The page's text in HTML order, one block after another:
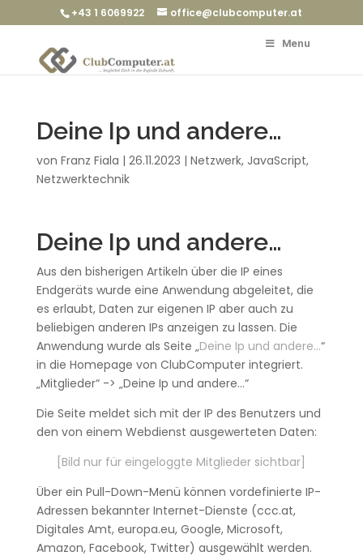
+43 1 6069922 office@clubcomputer.at
Menu
Deine Ip und andere…
von Franz Fiala | 26.11.2023 | Netzwerk, JavaScript,
Netzwerktechnik
Deine Ip und andere…
Aus den bisherigen Artikeln über die IP eines
Endgeräts wurde eine Anwendung abgeleitet, die
es erlaubt, Daten zur eigenen IP aber auch zu
beliebigen anderen IPs anzeigen zu lassen. Die
Anwendung wurde als Seite „Deine Ip und andere…“
in die Homepage von ClubComputer integriert.
„Mitglieder“ -> „Deine Ip und andere…“
Die Seite meldet sich mit der IP des Benutzers und
den von einem Webdienst ausgewerteten Daten:
[Bild nur für eingeloggte Mitglieder sichtbar]
Über ein Pull-Down-Menü können vordefinierte IP-
Adressen bekannter Internet-Dienste (ccc.at,
Digitales Amt, europa.eu, Google, Microsoft,
Amazon, Facebook, Twitter) ausgewählt werden.